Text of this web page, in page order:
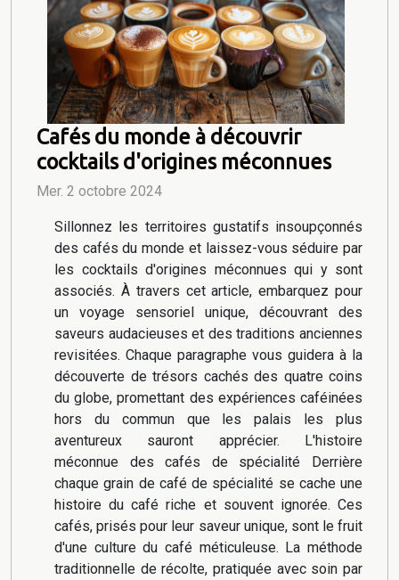
Cafés du monde à découvrir
cocktails d'origines méconnues
Mer. 2 octobre 2024
Sillonnez les territoires gustatifs insoupçonnés
des cafés du monde et laissez-vous séduire par
les cocktails d'origines méconnues qui y sont
associés. À travers cet article, embarquez pour
un voyage sensoriel unique, découvrant des
saveurs audacieuses et des traditions anciennes
revisitées. Chaque paragraphe vous guidera à la
découverte de trésors cachés des quatre coins
du globe, promettant des expériences caféinées
hors du commun que les palais les plus
aventureux sauront apprécier. L'histoire
méconnue des cafés de spécialité Derrière
chaque grain de café de spécialité se cache une
histoire du café riche et souvent ignorée. Ces
cafés, prisés pour leur saveur unique, sont le fruit
d'une culture du café méticuleuse. La méthode
traditionnelle de récolte, pratiquée avec soin par